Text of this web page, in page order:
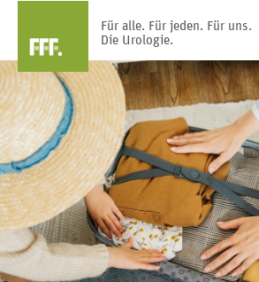
Für alle. Für jeden. Für uns.
Die Urologie.